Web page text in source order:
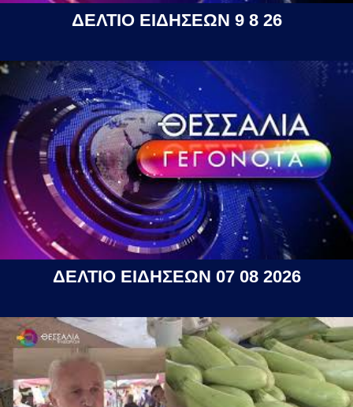
ΔΕΛΤΙΟ ΕΙΔΗΣΕΩΝ 9 8 26
ΔΕΛΤΙΟ ΕΙΔΗΣΕΩΝ 07 08 2026